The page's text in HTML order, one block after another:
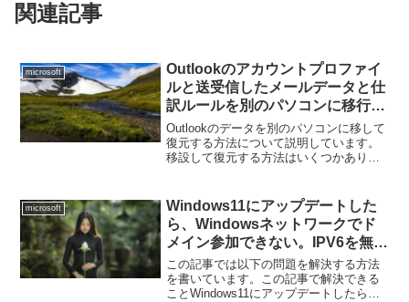
関連記事
microsoft
Outlookのアカウントプロファイ
ルと送受信したメールデータと仕
訳ルールを別のパソコンに移行し
て復元（インポート）する方法
Outlookのデータを別のパソコンに移して
復元する方法について説明しています。
移設して復元する方法はいくつかありま
それとは別に、最も手間のかからない方
法として、コマン...
microsoft
Windows11にアップデートした
ら、Windowsネットワークでド
メイン参加できない。IPV6を無効
にすると解決する
この記事では以下の問題を解決する方法
を書いています。この記事で解決できる
ことWindows11にアップデートしたら、